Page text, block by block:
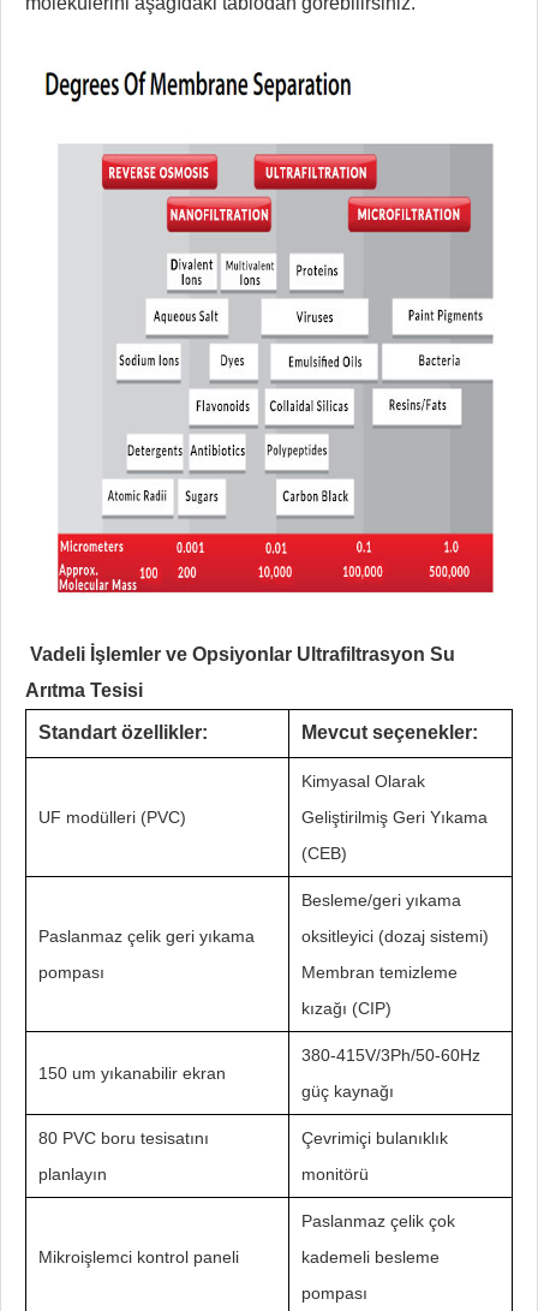
Vadeli İşlemler ve Opsiyonlar Ultrafiltrasyon Su
Arıtma Tesisi
Standart özellikler: Mevcut seçenekler:
UF modülleri (PVC)
Kimyasal Olarak
Geliştirilmiş Geri Yıkama
(CEB)
Paslanmaz çelik geri yıkama
pompası
Besleme/geri yıkama
oksitleyici (dozaj sistemi)
Membran temizleme
kızağı (CIP)
150 um yıkanabilir ekran
380-415V/3Ph/50-60Hz
güç kaynağı
80 PVC boru tesisatını
planlayın
Çevrimiçi bulanıklık
monitörü
Mikroişlemci kontrol paneli
Paslanmaz çelik çok
kademeli besleme
pompası